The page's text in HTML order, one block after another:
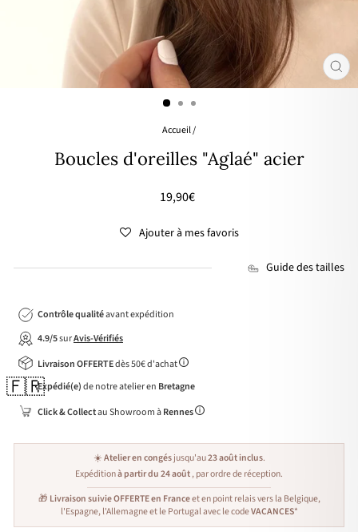
Accueil/
Boucles d'oreilles "Aglaé" acier
Prix
19,90€
Ajouter à mes favoris
Guide des tailles
Contrôle qualitéavant expédition
4.9/5surAvis-Vérifiés
Livraison OFFERTEdès 50€ d'achat
🇫🇷Expédié(e)de notre atelier en Bretagne
Click & Collectau Showroom àRennes
☀️Atelier en congésjusqu'au23 août inclus.
Expéditionà partir du 24 août, par ordre de réception.
🎁 Livraison suivie OFFERTE en Franceet en point relais vers la Belgique,
l'Espagne, l'Allemagne et le Portugal avec le codeVACANCES*